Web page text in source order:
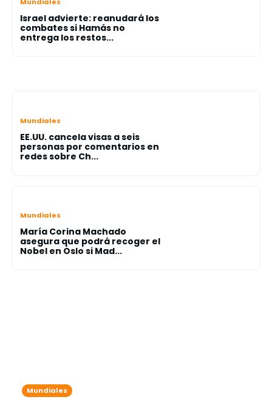
Israel advierte: reanudará los
combates si Hamás no
entrega los restos...
Mundiales
EE.UU. cancela visas a seis
personas por comentarios en
redes sobre Ch...
Mundiales
María Corina Machado
asegura que podrá recoger el
Nobel en Oslo si Mad...
Mundiales